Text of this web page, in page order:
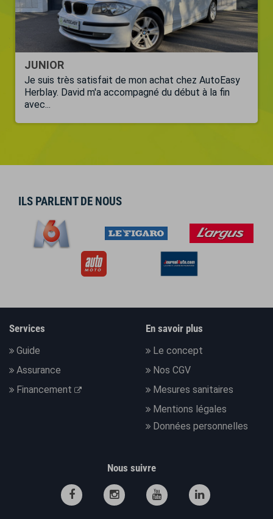
JUNIOR
Je suis très satisfait de mon achat chez AutoEasy
Herblay. David m'a accompagné du début à la fin
avec...
ILS PARLENT DE NOUS
Services
Guide
Assurance
Financement
En savoir plus
Le concept
Nos CGV
Mesures sanitaires
Mentions légales
Données personnelles
Nous suivre